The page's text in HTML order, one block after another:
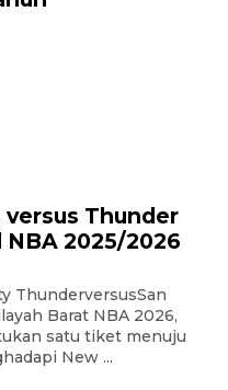
Thunder
2025/2026
ThunderversusSan
Barat NBA 2026,
satu tiket menuju
New ...